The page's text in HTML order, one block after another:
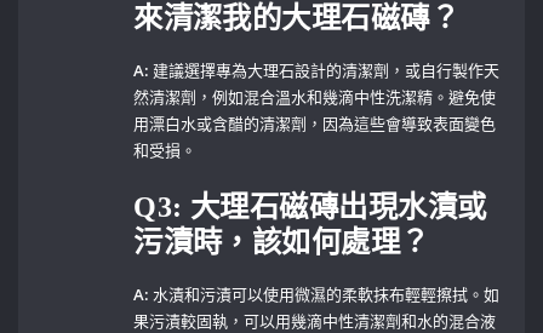
來清潔我的大理石磁磚？
A: 建議選擇專為大理石設計的清潔劑，或自行製作天
然清潔劑，例如混合溫水和幾滴中性洗潔精。避免使
用漂白水或含醋的清潔劑，因為這些會導致表面變色
和受損。
Q3: 大理石磁磚出現水漬或
污漬時，該如何處理？
A: 水漬和污漬可以使用微濕的柔軟抹布輕輕擦拭。如
果污漬較固執，可以用幾滴中性清潔劑和水的混合液